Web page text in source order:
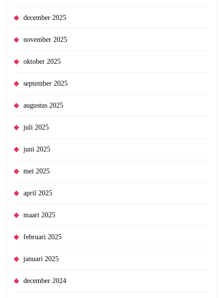
december 2025
november 2025
oktober 2025
september 2025
augustus 2025
juli 2025
juni 2025
mei 2025
april 2025
maart 2025
februari 2025
januari 2025
december 2024